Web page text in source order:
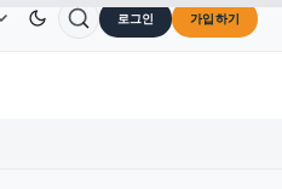
TRX US$0.3264 ↓0.30% DogecoinDOGE
소개 로그인 가입하기